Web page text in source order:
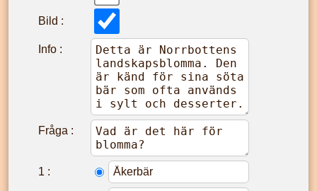
Bild :
Info :
Fråga :
1 :